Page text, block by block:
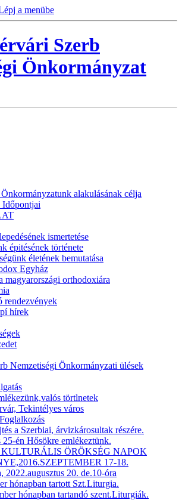
a menübe
Szerb
Önkormányzat
alakulásának célja
Időpontjai
ismertetése
épitésének története
életének bemutatása
Egyház
magyarországi orthodoxiára
rendezvények
hírek
Nemzetiségi Önkormányzati ülések
törtlnetek
Tekintélyes város
a Szerbiai, árvizkárosultak részére.
25-én Hősökre emlékeztünk.
ÖRÖKSÉG NAPOK
17-18.
2022.augusztus 20. de.10-óra
hónapban tartott Szt.Liturgia.
hónapban tartandó szent.Liturgiák.